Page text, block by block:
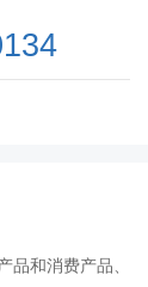
和消费产品、